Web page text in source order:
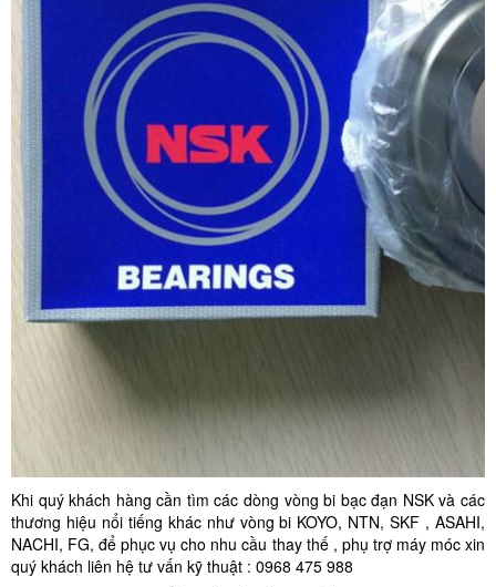
Khi quý khách hàng cần tìm các dòng vòng bi bạc đạn NSK và các
thương hiệu nổi tiếng khác như vòng bi KOYO, NTN, SKF , ASAHI,
NACHI, FG, để phục vụ cho nhu cầu thay thế , phụ trợ máy móc xin
quý khách liên hệ tư vấn kỹ thuật : 0968 475 988